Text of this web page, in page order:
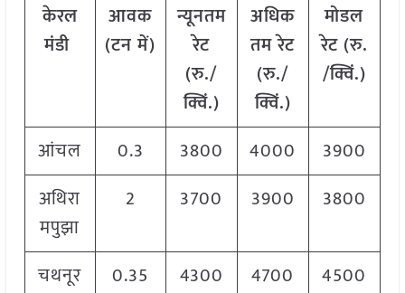
केरल
मंडी
आवक
(टन में)
न्यूनतम
रेट
(रु./
क्विं.)
अधिक
तम रेट
(रु./
क्विं.)
मोडल
रेट (रु.
/क्विं.)
आंचल 0.3 3800 4000
3900
अथिरा
मपुझा
2 3700 3900 3800
चथनूर 0.35 4300 4700
4500